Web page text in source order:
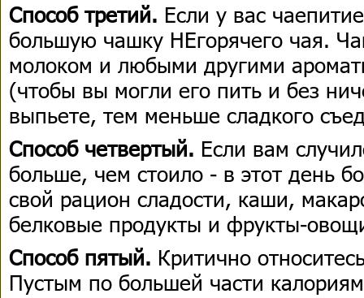
Способ третий. Если у вас
большую чашку НЕгорячего чая.
молоком и любыми другими
(чтобы вы могли его пить и без
выпьете, тем меньше сладкого
Способ четвертый. Если вам
больше, чем стоило - в этот день
свой рацион сладости, каши,
белковые продукты и фрукты-
Способ пятый. Критично
Пустым по большей части